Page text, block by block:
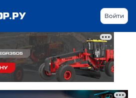
Войти